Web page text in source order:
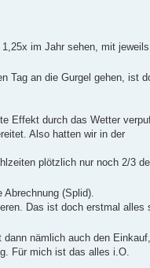
im Jahr sehen, mit
Tag an die Gurgel gehen, ist
Effekt durch das Wetter
Also hatten wir in der
plötzlich nur noch 2/3
Abrechnung (Splid).
Das ist doch erstmal alles
nämlich auch den
Für mich ist das alles i.O.